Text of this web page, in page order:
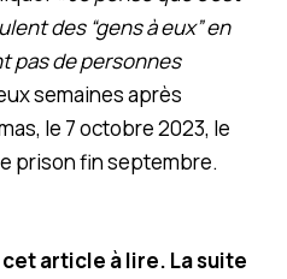
des “gens à eux” en
pas de personnes
semaines après
le 7 octobre 2023, le
prison fin septembre.
article à lire. La suite